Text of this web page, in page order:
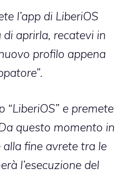
l’app di LiberiOS
aprirla, recatevi in
profilo appena
e premete
questo momento in
fine avrete tra le
l’esecuzione del